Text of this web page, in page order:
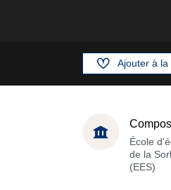
Ajouter à la
École
de la
(EES)